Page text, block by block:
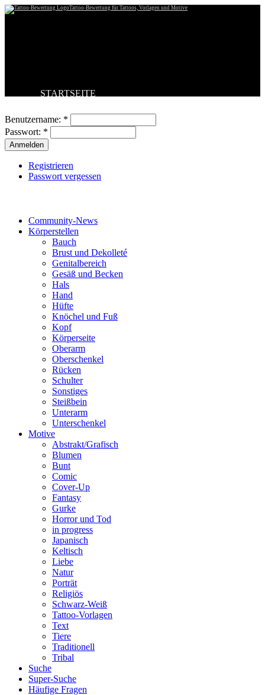
Tattoo-Bewertung für Tattoos, Vorlagen und Motive
STARTSEITE
BESTE TATTOOS
NEUESTE TATTOOS
KOMMENTARE
FORUM
Benutzername: *
Passwort: *
Registrieren
Passwort vergessen
Community-News
Körperstellen
Bauch
Brust und Dekolleté
Genitalbereich
Gesäß und Becken
Hals
Hand
Hüfte
Knöchel und Fuß
Kopf
Körperseite
Oberarm
Oberschenkel
Rücken
Schulter
Sonstiges
Steißbein
Unterarm
Unterschenkel
Motive
Abstrakt/Grafisch
Blumen
Bunt
Comic
Cover-Up
Fantasy
Gurke
Horror und Tod
in progress
Japanisch
Keltisch
Liebe
Natur
Porträt
Religiös
Schwarz-Weiß
Tattoo-Vorlagen
Text
Tiere
Traditionell
Tribal
Suche
Super-Suche
Häufige Fragen